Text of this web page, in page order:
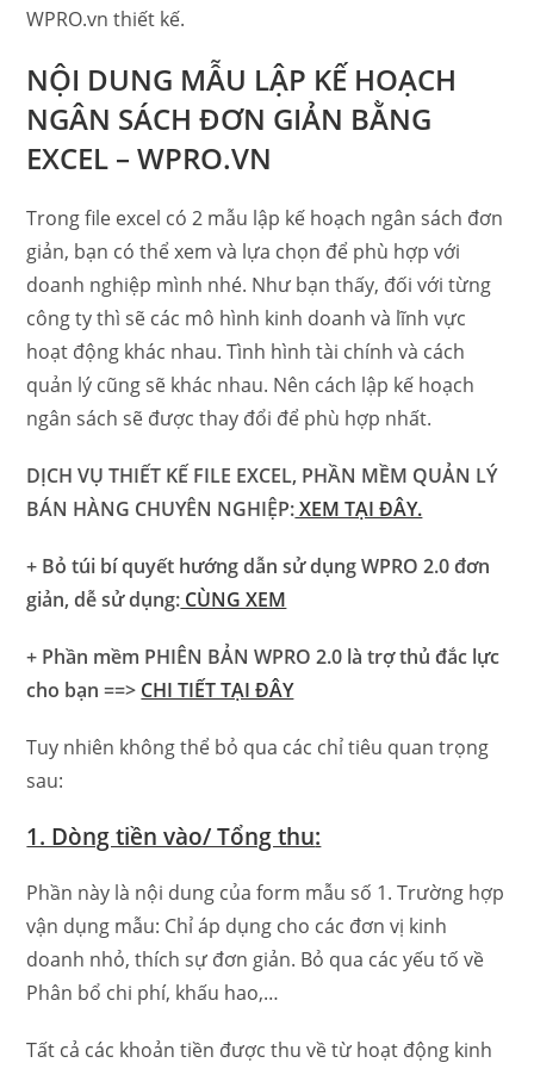
WPRO.vn thiết kế.
NỘI DUNG MẪU LẬP KẾ HOẠCH
NGÂN SÁCH ĐƠN GIẢN BẰNG
EXCEL – WPRO.VN
Trong file excel có 2 mẫu lập kế hoạch ngân sách đơn
giản, bạn có thể xem và lựa chọn để phù hợp với
doanh nghiệp mình nhé. Như bạn thấy, đối với từng
công ty thì sẽ các mô hình kinh doanh và lĩnh vực
hoạt động khác nhau. Tình hình tài chính và cách
quản lý cũng sẽ khác nhau. Nên cách lập kế hoạch
ngân sách sẽ được thay đổi để phù hợp nhất.
DỊCH VỤ THIẾT KẾ FILE EXCEL, PHẦN MỀM QUẢN LÝ
BÁN HÀNG CHUYÊN NGHIỆP:XEM TẠI ĐÂY.
+ Bỏ túi bí quyết hướng dẫn sử dụng WPRO 2.0 đơn
giản, dễ sử dụng: CÙNG XEM
+ Phần mềm PHIÊN BẢN WPRO 2.0 là trợ thủ đắc lực
cho bạn ==> CHI TIẾT TẠI ĐÂY
Tuy nhiên không thể bỏ qua các chỉ tiêu quan trọng
sau:
1. Dòng tiền vào/ Tổng thu:
Phần này là nội dung của form mẫu số 1. Trường hợp
vận dụng mẫu: Chỉ áp dụng cho các đơn vị kinh
doanh nhỏ, thích sự đơn giản. Bỏ qua các yếu tố về
Phân bổ chi phí, khấu hao,…
Tất cả các khoản tiền được thu về từ hoạt động kinh